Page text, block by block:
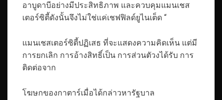
อาบูดาบีอย่างมีประสิทธิภาพ และควบคุมแมนเชส
เตอร์ซิตี้ดังนั้นจึงไม่ใช่แค่เชฟฟิลด์ยูไนเต็ด “
แมนเชสเตอร์ซิตี้ปฏิเสธ ที่จะแสดงความคิดเห็น แต่มี
การยกเลิก การอ้างสิทธิ์เป็น การส่วนตัวงได้รับ การ
ติดต่อจาก
โฆษกของกาตาร์เมื่อได้กล่าวหารัฐบาล